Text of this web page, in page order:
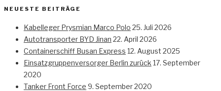
NEUESTE BEITRÄGE
Kabelleger Prysmian Marco Polo 25. Juli 2026
Autotransporter BYD Jinan 22. April 2026
Containerschiff Busan Express 12. August 2025
Einsatzgruppenversorger Berlin zurück 17. September
2020
Tanker Front Force 9. September 2020